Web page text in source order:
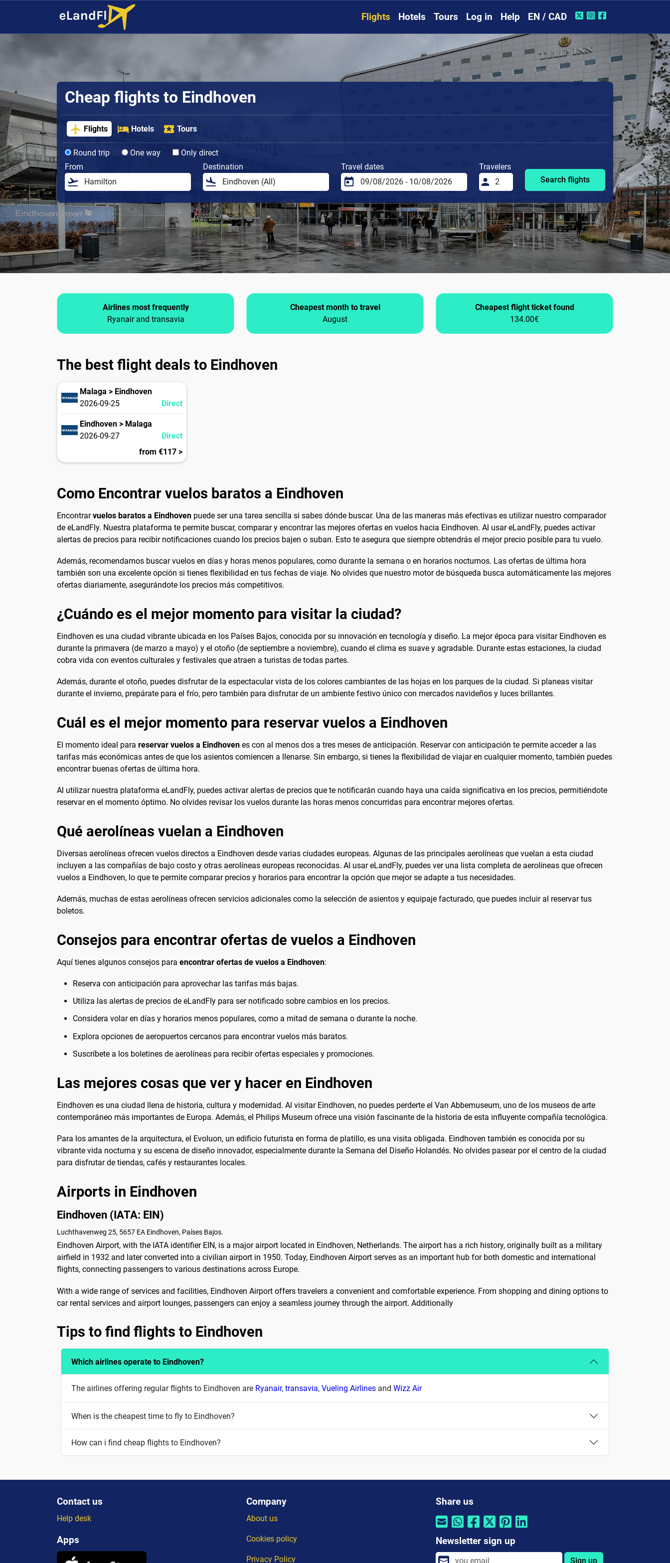
Flights Hotels Tours Log in Help EN / CAD
Cheap flights to Eindhoven
Flights Hotels Tours
Round trip One way
Only direct
From
Destination Travel dates
Travelers
Search flights
Airlines most frequently
Ryanair and transavia
Cheapest month to travel
August
Cheapest flight ticket found
134.00€
The best flight deals to Eindhoven
Malaga > Eindhoven
2026-09-25
Direct
Eindhoven > Malaga
2026-09-27
Direct
from €117 >
Como Encontrar vuelos baratos a Eindhoven
Encontrarvuelos baratos a Eindhoven puede ser una tarea sencilla si sabes dónde buscar. Una de las maneras más efectivas es utilizar nuestro comparador
de eLandFly. Nuestra plataforma te permite buscar, comparar y encontrar las mejores ofertas en vuelos hacia Eindhoven. Al usar eLandFly, puedes activar
alertas de precios para recibir notificaciones cuando los precios bajen o suban. Esto te asegura que siempre obtendrás el mejor precio posible para tu vuelo.
Además, recomendamos buscar vuelos en días y horas menos populares, como durante la semana o en horarios nocturnos. Las ofertas de última hora
también son una excelente opción si tienes flexibilidad en tus fechas de viaje. No olvides que nuestro motor de búsqueda busca automáticamente las mejores
ofertas diariamente, asegurándote los precios más competitivos.
¿Cuándo es el mejor momento para visitar la ciudad?
Eindhoven es una ciudad vibrante ubicada en los Países Bajos, conocida por su innovación en tecnología y diseño. La mejor época para visitar Eindhoven es
durante la primavera (de marzo a mayo) y el otoño (de septiembre a noviembre), cuando el clima es suave y agradable. Durante estas estaciones, la ciudad
cobra vida con eventos culturales y festivales que atraen a turistas de todas partes.
Además, durante el otoño, puedes disfrutar de la espectacular vista de los colores cambiantes de las hojas en los parques de la ciudad. Si planeas visitar
durante el invierno, prepárate para el frío, pero también para disfrutar de un ambiente festivo único con mercados navideños y luces brillantes.
Cuál es el mejor momento para reservar vuelos a Eindhoven
El momento ideal para reservar vuelos a Eindhoven es con al menos dos a tres meses de anticipación. Reservar con anticipación te permite acceder a las
tarifas más económicas antes de que los asientos comiencen a llenarse. Sin embargo, si tienes la flexibilidad de viajar en cualquier momento, también puedes
encontrar buenas ofertas de última hora.
Al utilizar nuestra plataforma eLandFly, puedes activar alertas de precios que te notificarán cuando haya una caída significativa en los precios, permitiéndote
reservar en el momento óptimo. No olvides revisar los vuelos durante las horas menos concurridas para encontrar mejores ofertas.
Qué aerolíneas vuelan a Eindhoven
Diversas aerolíneas ofrecen vuelos directos a Eindhoven desde varias ciudades europeas. Algunas de las principales aerolíneas que vuelan a esta ciudad
incluyen a las compañías de bajo costo y otras aerolíneas europeas reconocidas. Al usar eLandFly, puedes ver una lista completa de aerolíneas que ofrecen
vuelos a Eindhoven, lo que te permite comparar precios y horarios para encontrar la opción que mejor se adapte a tus necesidades.
Además, muchas de estas aerolíneas ofrecen servicios adicionales como la selección de asientos y equipaje facturado, que puedes incluir al reservar tus
boletos.
Consejos para encontrar ofertas de vuelos a Eindhoven
Aquí tienes algunos consejos para encontrar ofertas de vuelos a Eindhoven:
Reserva con anticipación para aprovechar las tarifas más bajas.
Utiliza las alertas de precios de eLandFly para ser notificado sobre cambios en los precios.
Considera volar en días y horarios menos populares, como a mitad de semana o durante la noche.
Explora opciones de aeropuertos cercanos para encontrar vuelos más baratos.
Suscríbete a los boletines de aerolíneas para recibir ofertas especiales y promociones.
Las mejores cosas que ver y hacer en Eindhoven
Eindhoven es una ciudad llena de historia, cultura y modernidad. Al visitar Eindhoven, no puedes perderte el Van Abbemuseum, uno de los museos de arte
contemporáneo más importantes de Europa. Además, el Philips Museum ofrece una visión fascinante de la historia de esta influyente compañía tecnológica.
Para los amantes de la arquitectura, el Evoluon, un edificio futurista en forma de platillo, es una visita obligada. Eindhoven también es conocida por su
vibrante vida nocturna y su escena de diseño innovador, especialmente durante la Semana del Diseño Holandés. No olvides pasear por el centro de la ciudad
para disfrutar de tiendas, cafés y restaurantes locales.
Airports in Eindhoven
Eindhoven (IATA: EIN)
Luchthavenweg 25, 5657 EA Eindhoven, Países Bajos.
Eindhoven Airport, with the IATA identifier EIN, is a major airport located in Eindhoven, Netherlands. The airport has a rich history, originally built as a military
airfield in 1932 and later converted into a civilian airport in 1950. Today, Eindhoven Airport serves as an important hub for both domestic and international
flights, connecting passengers to various destinations across Europe.
With a wide range of services and facilities, Eindhoven Airport offers travelers a convenient and comfortable experience. From shopping and dining options to
car rental services and airport lounges, passengers can enjoy a seamless journey through the airport. Additionally
Tips to find flights to Eindhoven
Which airlines operate to Eindhoven?
The airlines offering regular flights to Eindhoven are Ryanair, transavia, Vueling Airlines and Wizz Air
When is the cheapest time to fly to Eindhoven?
How can i find cheap flights to Eindhoven?
Contact us
Help desk
Apps
Company
About us
Cookies policy
Privacy Policy
Share us
Newsletter sign up
Sign up